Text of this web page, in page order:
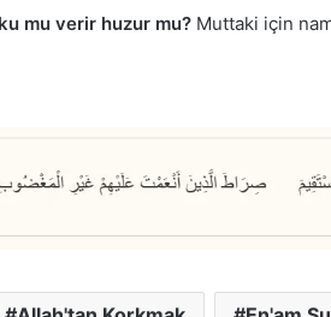
mu verir huzur mu? Muttaki için